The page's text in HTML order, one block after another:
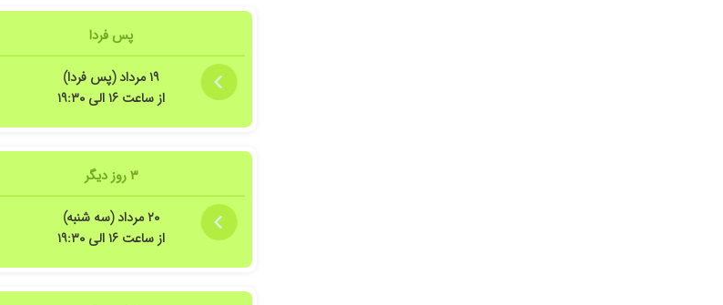
پس فردا
۱۹ مرداد (پس فردا)
از ساعت ۱۶ الی ۱۹:۳۰
۳ روز دیگر
۲۰ مرداد (سه شنبه)
از ساعت ۱۶ الی ۱۹:۳۰